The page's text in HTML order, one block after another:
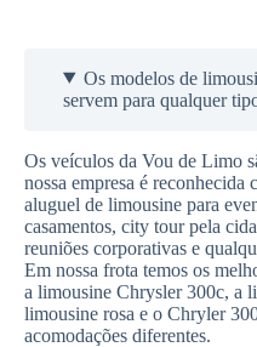
Os modelos de
servem para qualquer
Os veículos da Vou de Limo
nossa empresa é reconhecida
aluguel de limousine para
casamentos, city tour pela
reuniões corporativas e
Em nossa frota temos os
a limousine Chrysler 300c, a
limousine rosa e o Chryler
acomodações diferentes.